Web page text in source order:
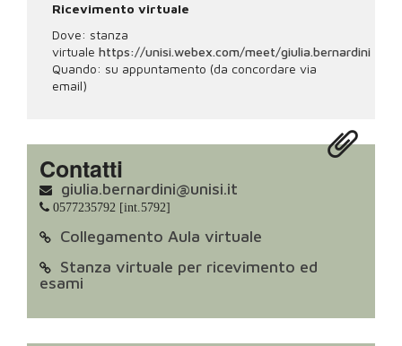
Ricevimento virtuale
Dove: stanza
virtuale https://unisi.webex.com/meet/giulia.bernardini
Quando: su appuntamento (da concordare via
email)
Contatti
giulia.bernardini@unisi.it
0577235792 [int.5792]
Collegamento Aula virtuale
Stanza virtuale per ricevimento ed
esami